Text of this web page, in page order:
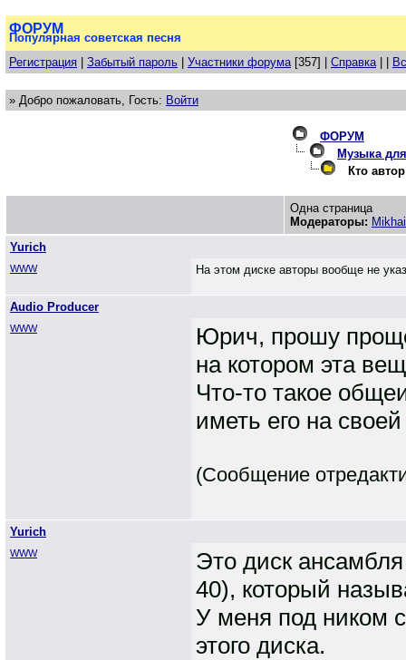
ФОРУМ
Популярная советская песня
Регистрация
Забытый пароль Участники форума[357] | Справка| |
» Добро пожаловать, Гость: Войти
ФОРУМ
Музыка
Кто
Одна страница
Модераторы:
Yurich
WWW На этом диске авторы вообще не
Audio Producer
WWW
Юрич, прошу
на котором эта
Что-то такое
иметь его на
(Сообщение
Yurich
WWW
Это диск
40), который
У меня под ником
этого диска.